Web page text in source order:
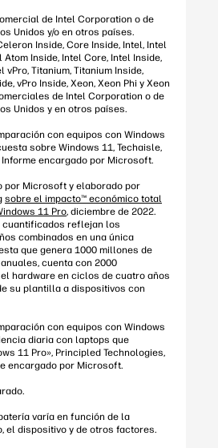
de Intel Corporation o de
Unidos y/o en otros países.
Inside, Core Inside, Intel, Intel
Atom Inside, Intel Core, Intel Inside,
vPro, Titanium, Titanium Inside,
vPro Inside, Xeon, Xeon Phi y Xeon
de Intel Corporation o de
Unidos y en otros países.
con equipos con Windows
sobre Windows 11, Techaisle,
encargado por Microsoft.
por Microsoft y elaborado por
sobre el impacto™ económico total
11 Pro, diciembre de 2022.
cuantificados reflejan los
combinados en una única
que genera 1000 millones de
cuenta con 2000
hardware en ciclos de cuatro años
su plantilla a dispositivos con
con equipos con Windows
diaria con laptops que
11 Pro», Principled Technologies,
encargado por Microsoft.
varía en función de la
el dispositivo y de otros factores.